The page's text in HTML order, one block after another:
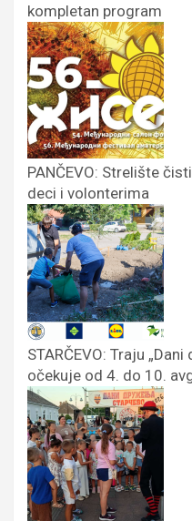
kompletan program
PANČEVO: Strelište
deci i volonterima
STARČEVO: Traju
očekuje od 4. do 10.